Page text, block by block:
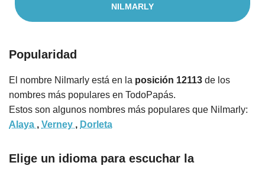
NILMARLY
Popularidad
El nombre Nilmarly está en la posición 12113 de los
nombres más populares en TodoPapás.
Estos son algunos nombres más populares que Nilmarly:
Alaya , Verney , Dorleta
Elige un idioma para escuchar la